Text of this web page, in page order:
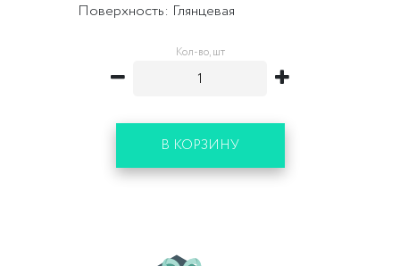
Поверхность: Глянцевая
Кол-во, шт
В КОРЗИНУ